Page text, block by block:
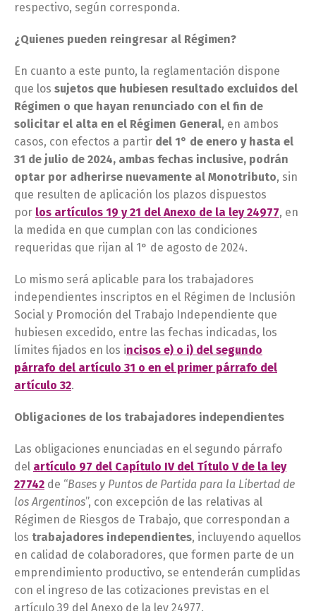
respectivo, según corresponda.
¿Quienes pueden reingresar al Régimen?
En cuanto a este punto, la reglamentación dispone
que los sujetos que hubiesen resultado excluidos del
Régimen o que hayan renunciado con el fin de
solicitar el alta en el Régimen General, en ambos
casos, con efectos a partir del 1° de enero y hasta el
31 de julio de 2024, ambas fechas inclusive, podrán
optar por adherirse nuevamente al Monotributo, sin
que resulten de aplicación los plazos dispuestos
por los artículos 19 y 21 del Anexo de la ley 24977, en
la medida en que cumplan con las condiciones
requeridas que rijan al 1° de agosto de 2024.
Lo mismo será aplicable para los trabajadores
independientes inscriptos en el Régimen de Inclusión
Social y Promoción del Trabajo Independiente que
hubiesen excedido, entre las fechas indicadas, los
límites fijados en los incisos e) o i) del segundo
párrafo del artículo 31 o en el primer párrafo del
artículo 32.
Obligaciones de los trabajadores independientes
Las obligaciones enunciadas en el segundo párrafo
del artículo 97 del Capítulo IV del Título V de la ley
27742 de “Bases y Puntos de Partida para la Libertad de
los Argentinos”, con excepción de las relativas al
Régimen de Riesgos de Trabajo, que correspondan a
los trabajadores independientes, incluyendo aquellos
en calidad de colaboradores, que formen parte de un
emprendimiento productivo, se entenderán cumplidas
con el ingreso de las cotizaciones previstas en el
artículo 39 del Anexo de la ley 24977.